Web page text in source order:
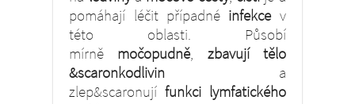
pomáhají léčit případné infekcev
této oblasti. Působí
mírně močopudně, zbavují tělo
&scaronkodlivin a
zlep&scaronují funkci lymfatického